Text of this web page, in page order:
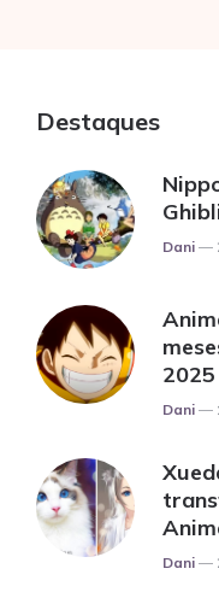
Destaques
Posted
Dani
2025
Posted
Dani
Posted
Dani